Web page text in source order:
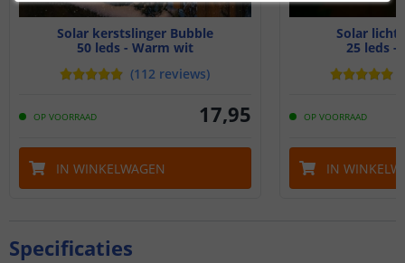
Solar kerstslinger Bubble
50 leds - Warm wit
(112 reviews)
OP VOORRAAD 17,95
IN WINKELWAGEN
Solar
25 leds -
OP VOORRAAD
IN
Specificaties